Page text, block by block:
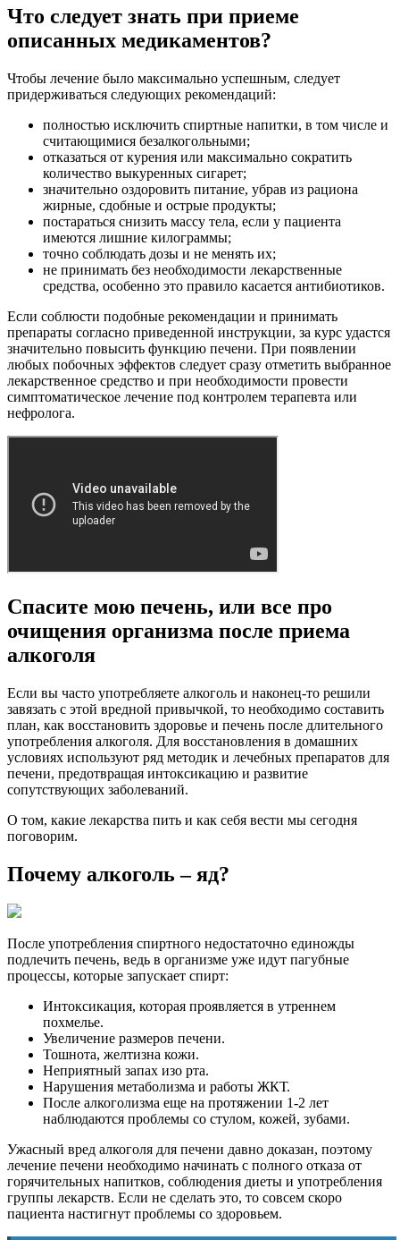
Что следует знать при приеме
описанных медикаментов?
Чтобы лечение было максимально успешным, следует
придерживаться следующих рекомендаций:
полностью исключить спиртные напитки, в том числе и
считающимися безалкогольными;
отказаться от курения или максимально сократить
количество выкуренных сигарет;
значительно оздоровить питание, убрав из рациона
жирные, сдобные и острые продукты;
постараться снизить массу тела, если у пациента
имеются лишние килограммы;
точно соблюдать дозы и не менять их;
не принимать без необходимости лекарственные
средства, особенно это правило касается антибиотиков.
Если соблюсти подобные рекомендации и принимать
препараты согласно приведенной инструкции, за курс удастся
значительно повысить функцию печени. При появлении
любых побочных эффектов следует сразу отметить выбранное
лекарственное средство и при необходимости провести
симптоматическое лечение под контролем терапевта или
нефролога.
Спасите мою печень, или все про
очищения организма после приема
алкоголя
Если вы часто употребляете алкоголь и наконец-то решили
завязать с этой вредной привычкой, то необходимо составить
план, как восстановить здоровье и печень после длительного
употребления алкоголя. Для восстановления в домашних
условиях используют ряд методик и лечебных препаратов для
печени, предотвращая интоксикацию и развитие
сопутствующих заболеваний.
О том, какие лекарства пить и как себя вести мы сегодня
поговорим.
Почему алкоголь – яд?
После употребления спиртного недостаточно единожды
подлечить печень, ведь в организме уже идут пагубные
процессы, которые запускает спирт:
Интоксикация, которая проявляется в утреннем
похмелье.
Увеличение размеров печени.
Тошнота, желтизна кожи.
Неприятный запах изо рта.
Нарушения метаболизма и работы ЖКТ.
После алкоголизма еще на протяжении 1-2 лет
наблюдаются проблемы со стулом, кожей, зубами.
Ужасный вред алкоголя для печени давно доказан, поэтому
лечение печени необходимо начинать с полного отказа от
горячительных напитков, соблюдения диеты и употребления
группы лекарств. Если не сделать это, то совсем скоро
пациента настигнут проблемы со здоровьем.